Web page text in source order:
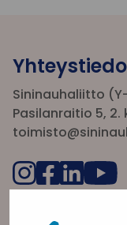
Sininauhaliitto
Pasilanraitio 5, 2.